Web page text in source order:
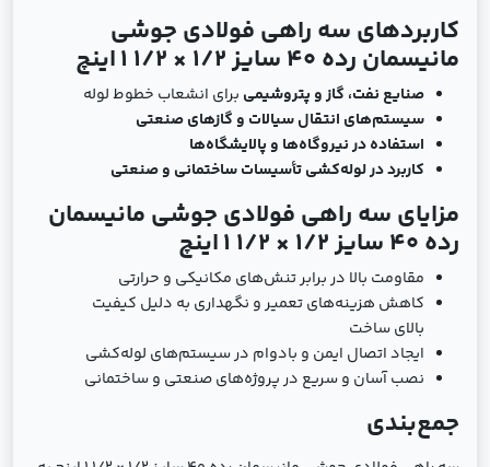
کاربردهای سه راهی فولادی جوشی
مانیسمان رده 40 سایز 1/2 × 1/2 1 اینچ
صنایع نفت، گاز و پتروشیمی برای انشعاب خطوط لوله
سیستم‌های انتقال سیالات و گازهای صنعتی
استفاده در نیروگاه‌ها و پالایشگاه‌ها
کاربرد در لوله‌کشی تأسیسات ساختمانی و صنعتی
مزایای سه راهی فولادی جوشی مانیسمان
رده 40 سایز 1/2 × 1/2 1 اینچ
مقاومت بالا در برابر تنش‌های مکانیکی و حرارتی
کاهش هزینه‌های تعمیر و نگهداری به دلیل کیفیت
بالای ساخت
ایجاد اتصال ایمن و بادوام در سیستم‌های لوله‌کشی
نصب آسان و سریع در پروژه‌های صنعتی و ساختمانی
جمع‌بندی